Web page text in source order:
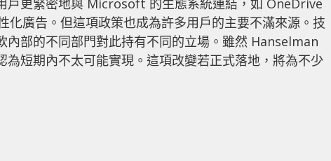
戶更緊密地與 Microsoft 的生態系統連結，如 OneDrive
廣告。但這項政策也成為許多用戶的主要不滿來源。技
內部的不同部門對此持有不同的立場。雖然 Hanselman
短期內不太可能實現。這項改變若正式落地，將為不少